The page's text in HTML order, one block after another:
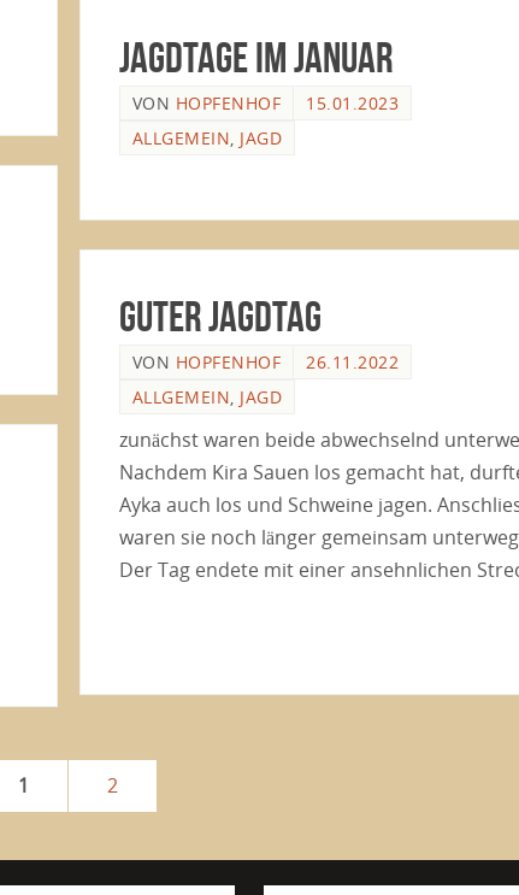
Jagdtage im Januar
VON HOPFENHOF
15.01.2023
ALLGEMEIN, JAGD
guter Jagdtag
VON HOPFENHOF
26.11.2022
ALLGEMEIN, JAGD
zunächst waren beide abwechselnd
Nachdem Kira Sauen los gemacht hat,
Ayka auch los und Schweine jagen.
waren sie noch länger gemeinsam
Der Tag endete mit einer ansehnlichen
1 2